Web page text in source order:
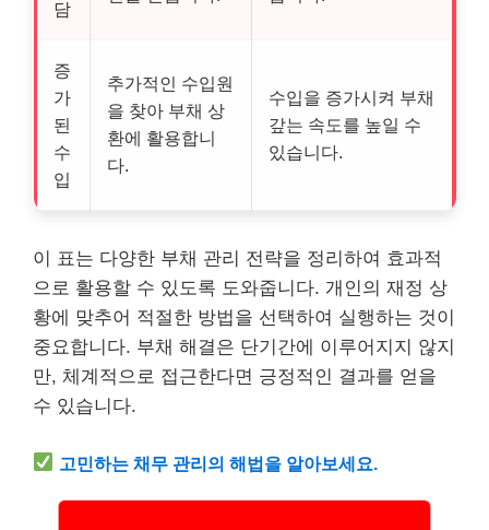
담
증
가
된
수
입
추가적인 수입원
을 찾아 부채 상
환에 활용합니
다.
수입을 증가시켜 부채
갚는 속도를 높일 수
있습니다.
이 표는 다양한 부채 관리 전략을 정리하여 효과적
으로 활용할 수 있도록 도와줍니다. 개인의 재정 상
황에 맞추어 적절한 방법을 선택하여 실행하는 것이
중요합니다. 부채 해결은 단기간에 이루어지지 않지
만, 체계적으로 접근한다면 긍정적인 결과를 얻을
수 있습니다.
고민하는 채무 관리의 해법을 알아보세요.